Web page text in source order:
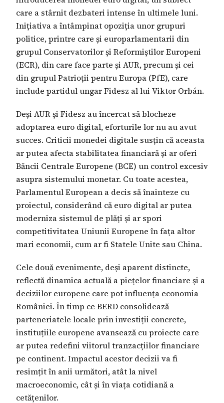
care a stârnit dezbateri intense în ultimele luni.
Inițiativa a întâmpinat opoziția unor grupuri
politice, printre care și europarlamentarii din
grupul Conservatorilor și Reformiștilor Europeni
(ECR), din care face parte și AUR, precum și cei
din grupul Patrioții pentru Europa (PfE), care
include partidul ungar Fidesz al lui Viktor Orbán.
Deși AUR și Fidesz au încercat să blocheze
adoptarea euro digital, eforturile lor nu au avut
succes. Criticii monedei digitale susțin că aceasta
ar putea afecta stabilitatea financiară și ar oferi
Băncii Centrale Europene (BCE) un control excesiv
asupra sistemului monetar. Cu toate acestea,
Parlamentul European a decis să înainteze cu
proiectul, considerând că euro digital ar putea
moderniza sistemul de plăți și ar spori
competitivitatea Uniunii Europene în fața altor
mari economii, cum ar fi Statele Unite sau China.
Cele două evenimente, deși aparent distincte,
reflectă dinamica actuală a piețelor financiare și a
deciziilor europene care pot influența economia
României. În timp ce BERD consolidează
parteneriatele locale prin investiții concrete,
instituțiile europene avansează cu proiecte care
ar putea redefini viitorul tranzacțiilor financiare
pe continent. Impactul acestor decizii va fi
resimțit în anii următori, atât la nivel
macroeconomic, cât și în viața cotidiană a
cetățenilor.